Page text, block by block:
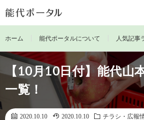
ホーム 能代ポータルについて 人気記事
【10月10日付】能代山
一覧！
2020.10.10 2020.10.10
チラシ・広報